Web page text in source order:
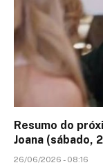
Resumo do
Joana (sábado,
26/06/2026 - 08:16